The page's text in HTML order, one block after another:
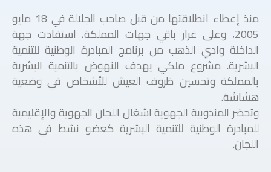
منذ إعطاء انطلاقتها من قبل صاحب الجلالة في 18 مايو
2005، وعلى غرار باقي جهات المملكة، استفادت جهة
الداخلة وادي الذهب من برنامج المبادرة الوطنية للتنمية
البشرية. مشروع ملكي يهدف النهوض بالتنمية البشرية
بالمملكة وتحسين ظروف العيش للأشخاص في وضعية
هشاشة.
وتحضر المندوبية الجهوية اشغال اللجان الجهوية والإقليمية
للمبادرة الوطنية للتنمية البشرية كعضو نشط في هذه
اللجان.